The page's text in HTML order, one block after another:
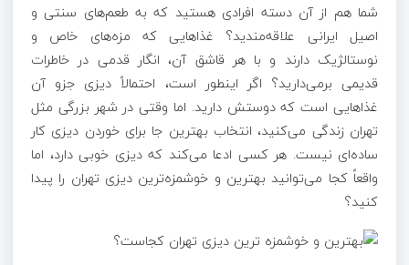
شما هم از آن دسته افرادی هستید که به طعم‌های سنتی و
اصیل ایرانی علاقه‌مندید؟ غذاهایی که مزه‌های خاص و
نوستالژیک دارند و با هر قاشق آن، انگار قدمی در خاطرات
قدیمی برمی‌دارید؟ اگر اینطور است، احتمالاً دیزی جزو آن
غذاهایی است که دوستش دارید. اما وقتی در شهر بزرگی مثل
تهران زندگی می‌کنید، انتخاب بهترین جا برای خوردن دیزی کار
ساده‌ای نیست. هر کسی ادعا می‌کند که دیزی خوبی دارد، اما
واقعاً کجا می‌توانید بهترین و خوشمزه‌ترین دیزی تهران را پیدا
کنید؟